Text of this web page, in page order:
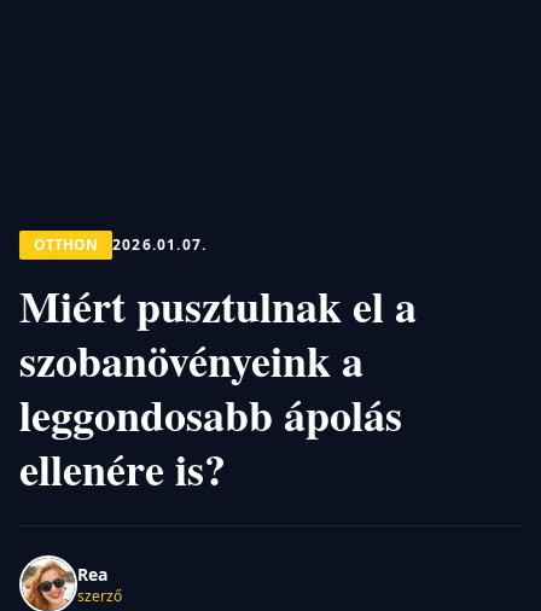
OTTHON 2026.01.07.
Miért pusztulnak el a
szobanövényeink a
leggondosabb ápolás
ellenére is?
Rea
szerző